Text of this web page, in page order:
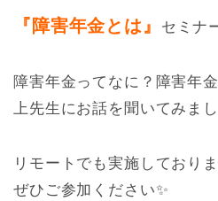
『障害年金とは』 セミナ
障害年金ってなに？障害年
上先生にお話を聞いてみま
リモートでも実施しており
ぜひご参加ください✨